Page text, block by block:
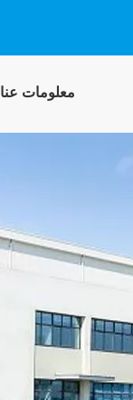
معلومات عنا